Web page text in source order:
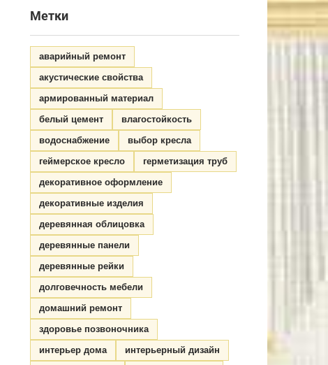
Метки
аварийный ремонт
акустические свойства
армированный материал
белый цемент
влагостойкость
водоснабжение
выбор кресла
геймерское кресло
герметизация труб
декоративное оформление
декоративные изделия
деревянная облицовка
деревянные панели
деревянные рейки
долговечность мебели
домашний ремонт
здоровье позвоночника
интерьер дома
интерьерный дизайн